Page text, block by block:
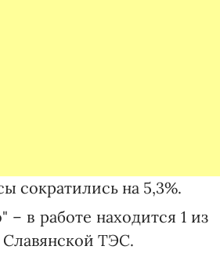
сократились на 5,3%.
– в работе находится 1 из
Славянской ТЭС.